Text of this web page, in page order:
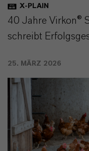
X-PLAIN
40 Jahre Virkon®
schreibt
25. MÄRZ 2026